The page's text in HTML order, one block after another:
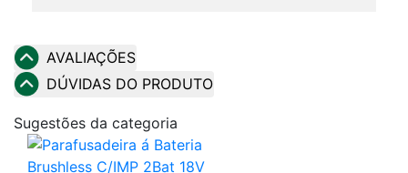
AVALIAÇÕES
DÚVIDAS DO PRODUTO
Sugestões da categoria